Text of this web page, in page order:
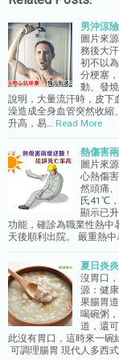
男沖涼
圖片來
務後大
初不以
分梗塞
動、發
說明，大量流汗時，皮下
澡造成全身血管突然收縮
升高，易…
Read More
熱傷害
圖片來
心熱傷
然頭痛
氏41℃
顯示已
功能，確診為職業性熱中
天後順利出院。 嚴重熱
夏日炎
沒胃口
源：健
果腸胃
喝碗粥
道，還
此沒有胃口，這時來一碗
可調理腸胃 現代人多西